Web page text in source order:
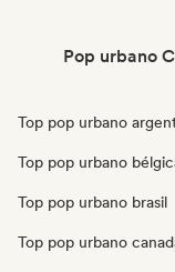
Pop urbano
Top pop urbano
Top pop urbano
Top pop urbano brasil
Top pop urbano